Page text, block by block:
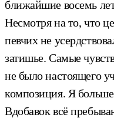
ближайшие восемь
Несмотря на то, что
певчих не
затишье. Самые
не было настоящего
композиция. Я
Вдобавок всё